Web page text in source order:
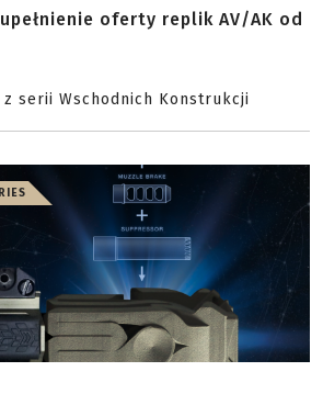
oferty replik AV/AK od
serii Wschodnich Konstrukcji